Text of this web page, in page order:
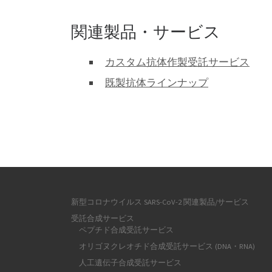
関連製品・サービス
カスタム抗体作製受託サービス
既製抗体ラインナップ
新型コロナウイルス SARS-CoV-2 関連製品/サービス
受託合成サービス
ペプチド合成受託サービス
オリゴヌクレオチド合成受託サービス (DNA・RNA)
人工遺伝子合成受託サービス